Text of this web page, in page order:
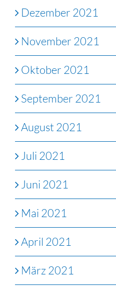
Dezember 2021
November 2021
Oktober 2021
September 2021
August 2021
Juli 2021
Juni 2021
Mai 2021
April 2021
März 2021